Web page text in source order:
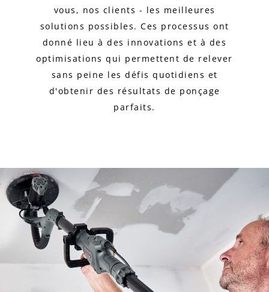
vous, nos clients - les meilleures
solutions possibles. Ces processus ont
donné lieu à des innovations et à des
optimisations qui permettent de relever
sans peine les défis quotidiens et
d'obtenir des résultats de ponçage
parfaits.